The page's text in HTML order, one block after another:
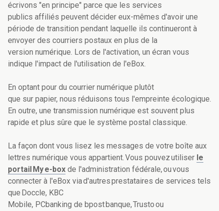
écrivons "en principe" parce que les services
publics affiliés peuvent décider eux-mêmes d'avoir une
période de transition pendant laquelle ils continueront à
envoyer des courriers postaux en plus de la
version numérique. Lors de l'activation, un écran vous
indique l'impact de l'utilisation de l'eBox.
En optant pour du courrier numérique plutôt
que sur papier, nous réduisons tous l'empreinte écologique.
En outre, une transmission numérique est souvent plus
rapide et plus sûre que le système postal classique.
La façon dont vous lisez les messages de votre boîte aux
lettres numérique vous appartient. Vous pouvez utiliser le
portail My e-box de l'administration fédérale, ou vous
connecter à l'eBox via d'autres prestataires de services tels
que Doccle, KBC
Mobile, PCbanking de bpost banque, Trusto ou